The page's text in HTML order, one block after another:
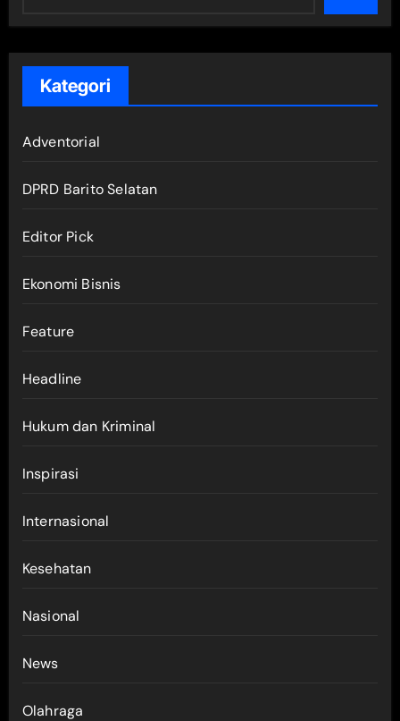
Kategori
Adventorial
DPRD Barito Selatan
Editor Pick
Ekonomi Bisnis
Feature
Headline
Hukum dan Kriminal
Inspirasi
Internasional
Kesehatan
Nasional
News
Olahraga